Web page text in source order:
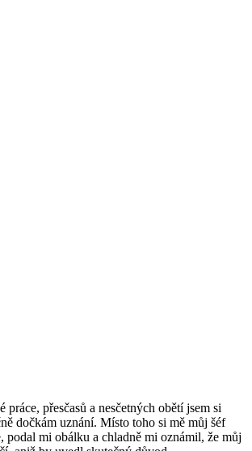
práce, přesčasů a nesčetných obětí jsem si
dočkám uznání. Místo toho si mě můj šéf
podal mi obálku a chladně mi oznámil, že můj